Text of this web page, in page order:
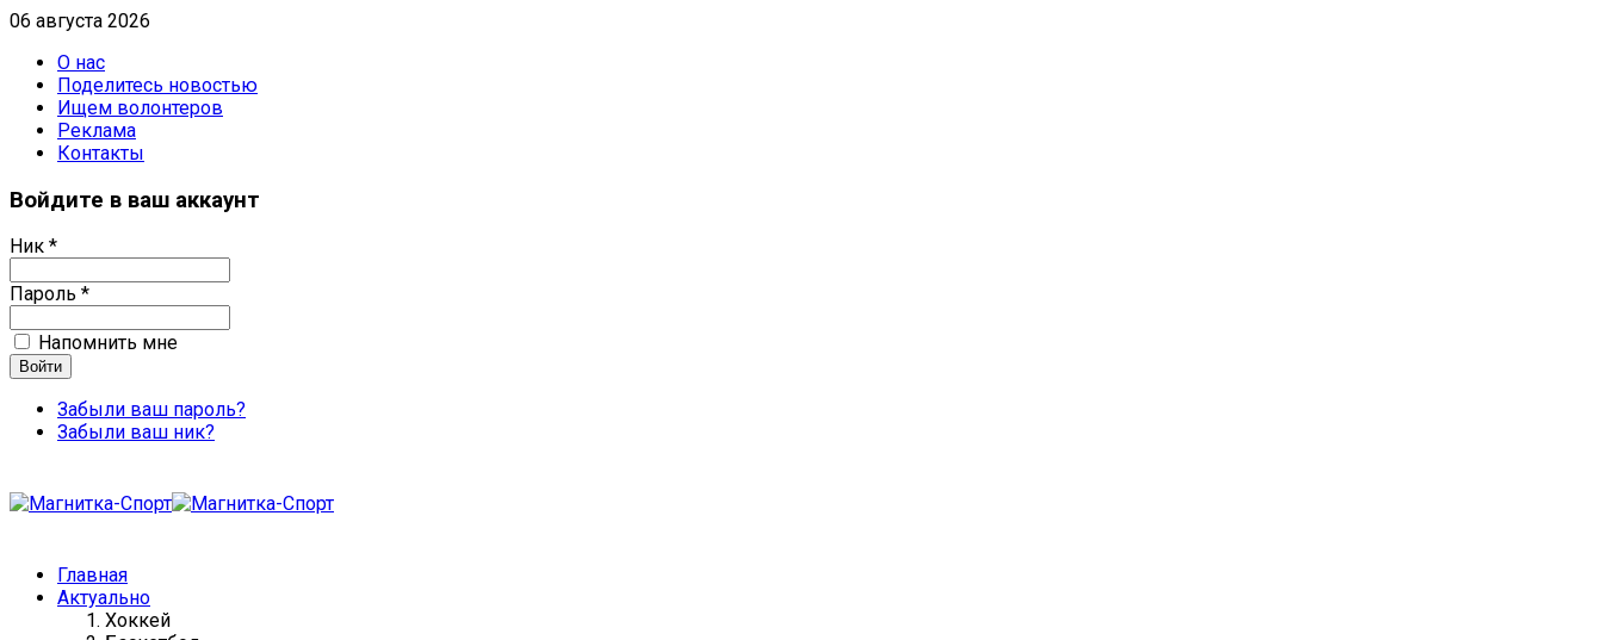
06 августа 2026
О нас
Поделитесь новостью
Ищем волонтеров
Реклама
Контакты
Войдите в ваш аккаунт
Ник *
Пароль *
Напомнить мне
Забыли ваш пароль?
Забыли ваш ник?
Главная
Актуально
Хоккей